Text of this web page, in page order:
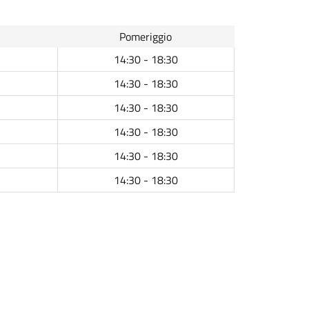
Pomeriggio
14:30 - 18:30
14:30 - 18:30
14:30 - 18:30
14:30 - 18:30
14:30 - 18:30
14:30 - 18:30